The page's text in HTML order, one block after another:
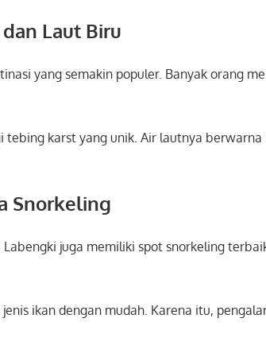
Laut Biru
yang semakin populer. Banyak orang
tebing karst yang unik. Air lautnya
Snorkeling
juga memiliki spot snorkeling
ikan dengan mudah. Karena itu,